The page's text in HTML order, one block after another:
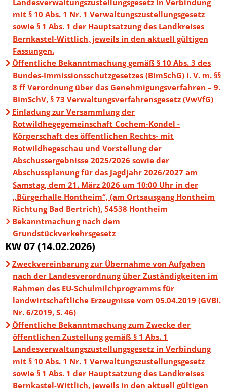
Landesverwaltungszustellungsgesetz in Verbindung
mit § 10 Abs. 1 Nr. 1 Verwaltungszustellungsgesetz
sowie § 1 Abs. 1 der Hauptsatzung des Landkreises
Bernkastel-Wittlich, jeweils in den aktuell gültigen
Fassungen.
Öffentliche Bekanntmachung gemäß § 10 Abs. 3 des
Bundes-Immissionsschutzgesetzes (BImSchG) i. V. m. §§
8 ff Verordnung über das Genehmigungsverfahren – 9.
BImSchV, § 73 Verwaltungsverfahrensgesetz (VwVfG)
Einladung zur Versammlung der
Rotwildhegegemeinschaft Cochem-Kondel -
Körperschaft des öffentlichen Rechts- mit
Rotwildhegeschau und Vorstellung der
Abschussergebnisse 2025/2026 sowie der
Abschussplanung für das Jagdjahr 2026/2027 am
Samstag, dem 21. März 2026 um 10:00 Uhr in der
„Bürgerhalle Hontheim“, (am Ortsausgang Hontheim
Richtung Bad Bertrich), 54538 Hontheim
Bekanntmachung nach dem
Grundstückverkehrsgesetz
KW 07 (14.02.2026)
Zweckvereinbarung zur Übernahme von Aufgaben
nach der Landesverordnung über Zuständigkeiten im
Rahmen des EU-Schulmilchprogramms für
landwirtschaftliche Erzeugnisse vom 05.04.2019 (GVBI.
Nr. 6/2019, S. 46)
Öffentliche Bekanntmachung zum Zwecke der
öffentlichen Zustellung gemäß § 1 Abs. 1
Landesverwaltungszustellungsgesetz in Verbindung
mit § 10 Abs. 1 Nr. 1 Verwaltungszustellungsgesetz
sowie § 1 Abs. 1 der Hauptsatzung des Landkreises
Bernkastel-Wittlich, jeweils in den aktuell gültigen